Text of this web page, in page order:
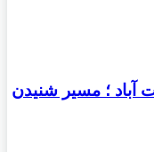
؛ مسیر شنیدن